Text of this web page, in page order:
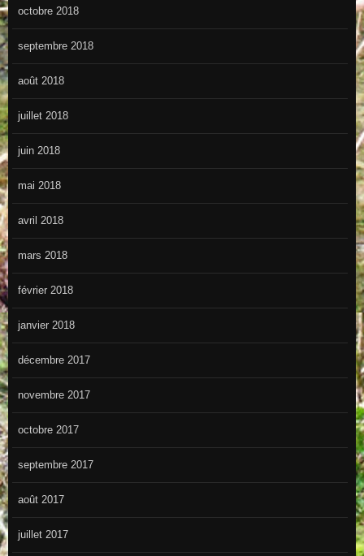
octobre 2018
septembre 2018
août 2018
juillet 2018
juin 2018
mai 2018
avril 2018
mars 2018
février 2018
janvier 2018
décembre 2017
novembre 2017
octobre 2017
septembre 2017
août 2017
juillet 2017